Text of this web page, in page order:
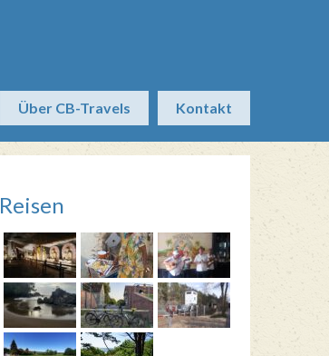
Über CB-Travels Kontakt
Reisen